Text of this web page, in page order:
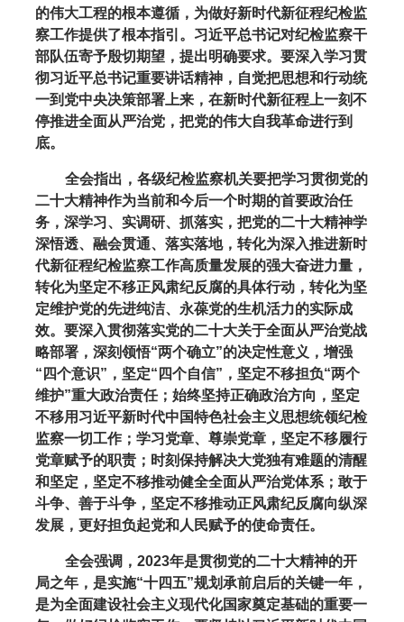
的伟大工程的根本遵循，为做好新时代新征程纪检监
察工作提供了根本指引。习近平总书记对纪检监察干
部队伍寄予殷切期望，提出明确要求。要深入学习贯
彻习近平总书记重要讲话精神，自觉把思想和行动统
一到党中央决策部署上来，在新时代新征程上一刻不
停推进全面从严治党，把党的伟大自我革命进行到
底。
全会指出，各级纪检监察机关要把学习贯彻党的
二十大精神作为当前和今后一个时期的首要政治任
务，深学习、实调研、抓落实，把党的二十大精神学
深悟透、融会贯通、落实落地，转化为深入推进新时
代新征程纪检监察工作高质量发展的强大奋进力量，
转化为坚定不移正风肃纪反腐的具体行动，转化为坚
定维护党的先进纯洁、永葆党的生机活力的实际成
效。要深入贯彻落实党的二十大关于全面从严治党战
略部署，深刻领悟“两个确立”的决定性意义，增强
“四个意识”，坚定“四个自信”，坚定不移担负“两个
维护”重大政治责任；始终坚持正确政治方向，坚定
不移用习近平新时代中国特色社会主义思想统领纪检
监察一切工作；学习党章、尊崇党章，坚定不移履行
党章赋予的职责；时刻保持解决大党独有难题的清醒
和坚定，坚定不移推动健全全面从严治党体系；敢于
斗争、善于斗争，坚定不移推动正风肃纪反腐向纵深
发展，更好担负起党和人民赋予的使命责任。
全会强调，2023年是贯彻党的二十大精神的开
局之年，是实施“十四五”规划承前启后的关键一年，
是为全面建设社会主义现代化国家奠定基础的重要一